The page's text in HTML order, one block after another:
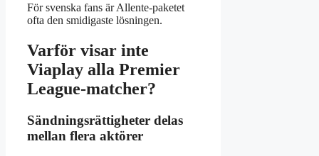
För svenska fans är Allente-paketet
ofta den smidigaste lösningen.
Varför visar inte
Viaplay alla Premier
League-matcher?
Sändningsrättigheter delas
mellan flera aktörer